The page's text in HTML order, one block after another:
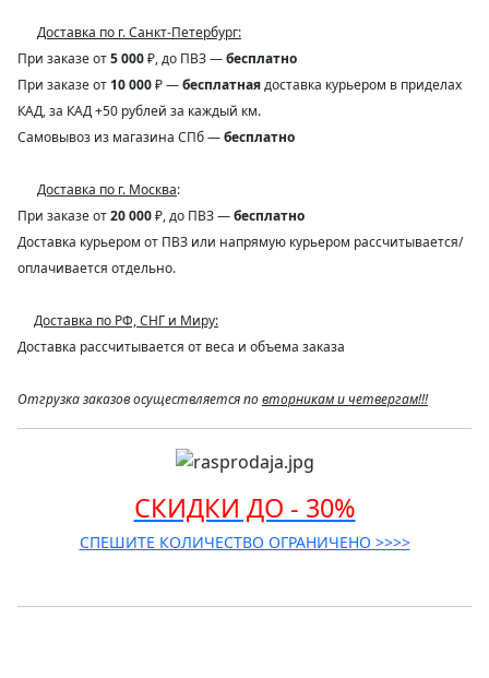
Доставка по г. Санкт-Петербург:
При заказе от5 000₽, до ПВЗ —бесплатно
При заказе от 10 000₽ —бесплатнаядоставка курьером в приделах
КАД, за КАД +50 рублей за каждый км.
Самовывоз из магазина СПб —бесплатно
Доставка по г. Москва:
При заказе от20 000₽, до ПВЗ —бесплатно
Доставка курьером от ПВЗ или напрямую курьером рассчитывается/
оплачивается отдельно.
Доставка по РФ, СНГ и Миру:
Доставка рассчитывается от веса и объема заказа
Отгрузка заказов осуществляется повторникам и четвергам!!!
СКИДКИ ДО - 30%
СПЕШИТЕ КОЛИЧЕСТВО ОГРАНИЧЕНО >>>>